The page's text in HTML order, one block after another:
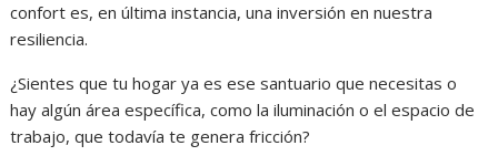
confort es, en última instancia, una inversión en nuestra
resiliencia.
¿Sientes que tu hogar ya es ese santuario que necesitas o
hay algún área específica, como la iluminación o el espacio de
trabajo, que todavía te genera fricción?